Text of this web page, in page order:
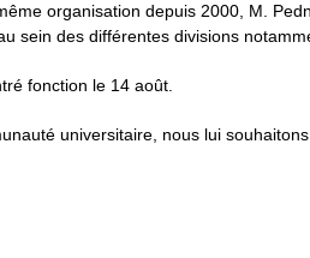
organisation depuis 2000, M.
sein des différentes divisions
fonction le 14 août.
universitaire, nous lui